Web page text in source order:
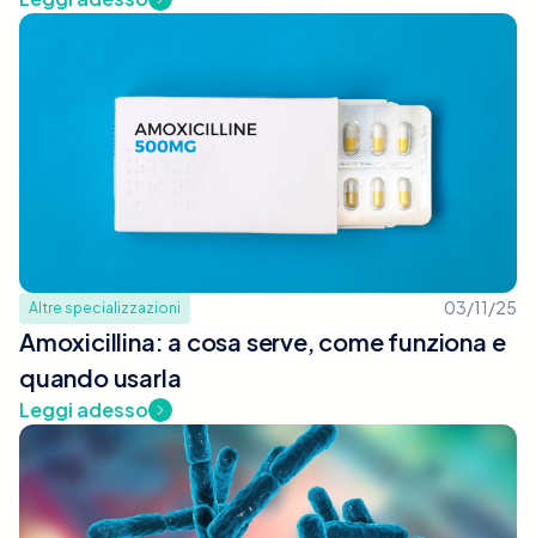
Altre specializzazioni 03/11/25
Amoxicillina: a cosa serve, come funziona e
quando usarla
Leggi adesso